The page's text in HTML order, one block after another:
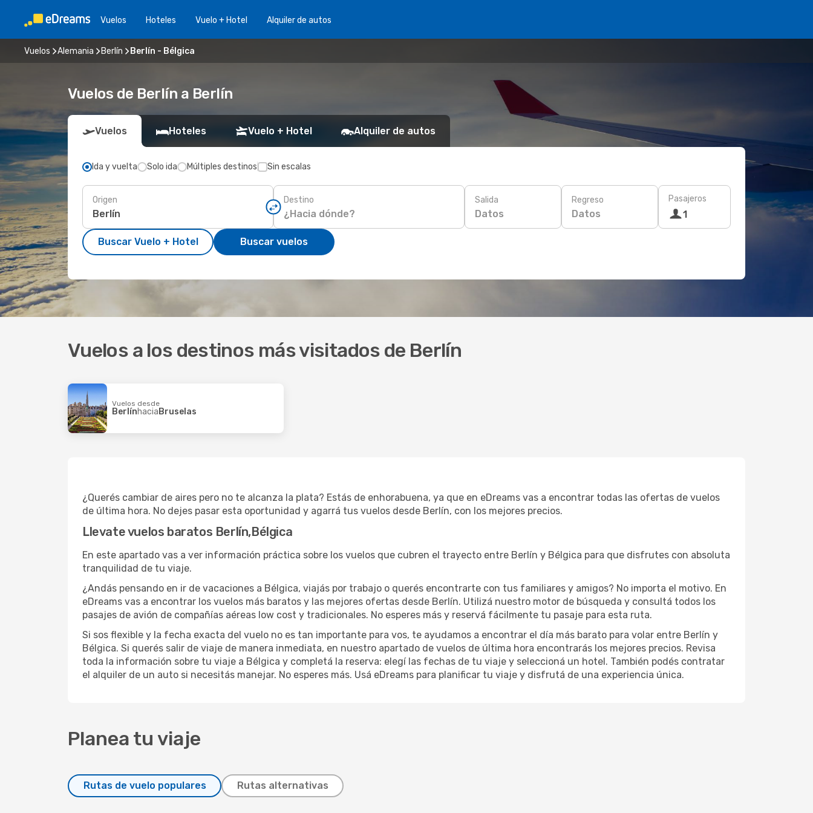
Vuelos Hoteles Vuelo + Hotel Alquiler de autos
Vuelos Alemania Berlín Berlín - Bélgica
Vuelos de Berlín a Berlín
Vuelos Hoteles Vuelo + Hotel Alquiler de autos
Ida y vuelta Solo ida Múltiples destinos Sin escalas
Origen Destino Salida
Datos
Regreso
Datos
Pasajeros
1
Buscar Vuelo + Hotel Buscar vuelos
Vuelos a los destinos más visitados de Berlín
Vuelos desde
Berlínhacia Bruselas
¿Querés cambiar de aires pero no te alcanza la plata? Estás de enhorabuena, ya que en eDreams vas a encontrar todas las ofertas de vuelos
de última hora. No dejes pasar esta oportunidad y agarrá tus vuelos desde Berlín, con los mejores precios.
Llevate vuelos baratos Berlín,Bélgica
En este apartado vas a ver información práctica sobre los vuelos que cubren el trayecto entre Berlín y Bélgica para que disfrutes con absoluta
tranquilidad de tu viaje.
¿Andás pensando en ir de vacaciones a Bélgica, viajás por trabajo o querés encontrarte con tus familiares y amigos? No importa el motivo. En
eDreams vas a encontrar los vuelos más baratos y las mejores ofertas desde Berlín. Utilizá nuestro motor de búsqueda y consultá todos los
pasajes de avión de compañías aéreas low cost y tradicionales. No esperes más y reservá fácilmente tu pasaje para esta ruta.
Si sos flexible y la fecha exacta del vuelo no es tan importante para vos, te ayudamos a encontrar el día más barato para volar entre Berlín y
Bélgica. Si querés salir de viaje de manera inmediata, en nuestro apartado de vuelos de última hora encontrarás los mejores precios. Revisa
toda la información sobre tu viaje a Bélgica y completá la reserva: elegí las fechas de tu viaje y seleccioná un hotel. También podés contratar
el alquiler de un auto si necesitás manejar. No esperes más. Usá eDreams para planificar tu viaje y disfrutá de una experiencia única.
Planea tu viaje
Rutas de vuelo populares Rutas alternativas